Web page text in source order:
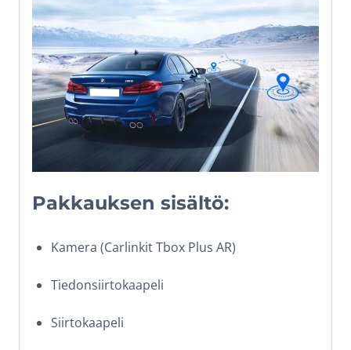
Pakkauksen sisältö:
Kamera (Carlinkit Tbox Plus AR)
Tiedonsiirtokaapeli
Siirtokaapeli